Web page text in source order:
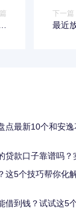
下一篇
最近
点最新10个和安
贷款口子靠谱吗？
这5个技巧帮你化
借到钱？试试这5